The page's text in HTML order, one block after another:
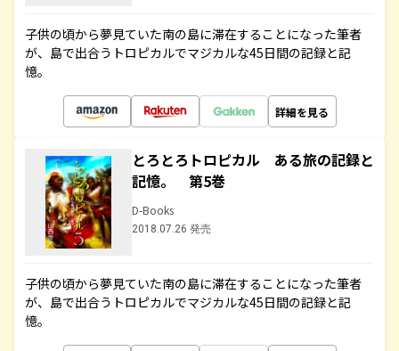
子供の頃から夢見ていた南の島に滞在することになった筆者
が、島で出合うトロピカルでマジカルな45日間の記録と記
憶。
詳細を見る
とろとろトロピカル ある旅の記録と
記憶。 第5巻
D-Books
2018.07.26 発売
子供の頃から夢見ていた南の島に滞在することになった筆者
が、島で出合うトロピカルでマジカルな45日間の記録と記
憶。